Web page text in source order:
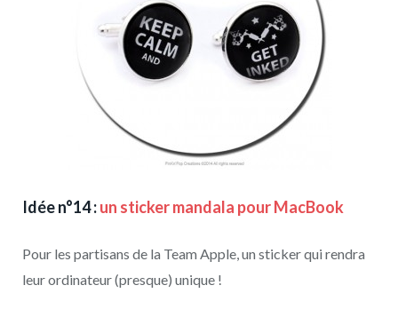
Idée n°14 :un sticker mandala pour MacBook
Pour les partisans de la Team Apple, un sticker qui rendra
leur ordinateur (presque) unique !